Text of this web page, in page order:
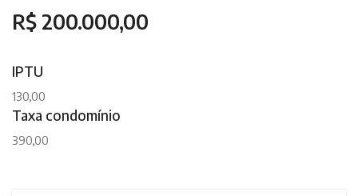
R$ 200.000,00
IPTU
130,00
Taxa condomínio
390,00